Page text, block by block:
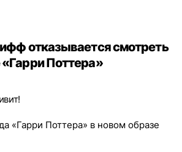
отказывается смотреть
Поттера»